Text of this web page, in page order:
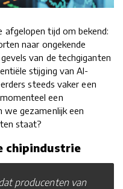
afgelopen tijd om bekend:
naar ongekende
van de techgiganten
stijging van AI-
steeds vaker een
een
gezamenlijk een
staat?
chipindustrie
producenten van